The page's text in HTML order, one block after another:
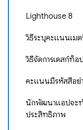
Lighthouse 8
วิธีระบุคะแนนเมต
วิธีจัดการเดสก์ท็
คะแนนมีรหัสสีอย่
นักพัฒนาแอปจะทํ
ประสิทธิภาพ